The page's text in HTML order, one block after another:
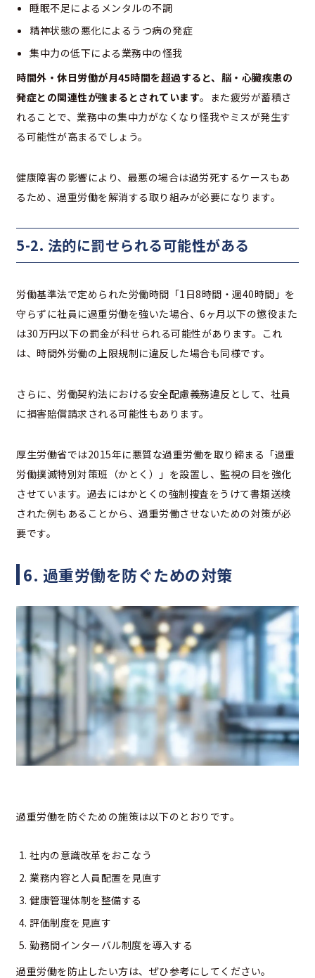
睡眠不足によるメンタルの不調
精神状態の悪化によるうつ病の発症
集中力の低下による業務中の怪我
時間外・休日労働が月45時間を超過すると、脳・心臓疾患の
発症との関連性が強まるとされています。また疲労が蓄積さ
れることで、業務中の集中力がなくなり怪我やミスが発生す
る可能性が高まるでしょう。
健康障害の影響により、最悪の場合は過労死するケースもあ
るため、過重労働を解消する取り組みが必要になります。
5-2. 法的に罰せられる可能性がある
労働基準法で定められた労働時間「1日8時間・週40時間」を
守らずに社員に過重労働を強いた場合、6ヶ月以下の懲役また
は30万円以下の罰金が科せられる可能性があります。これ
は、時間外労働の上限規制に違反した場合も同様です。
さらに、労働契約法における安全配慮義務違反として、社員
に損害賠償請求される可能性もあります。
厚生労働省では2015年に悪質な過重労働を取り締まる「過重
労働撲滅特別対策班（かとく）」を設置し、監視の目を強化
させています。過去にはかとくの強制捜査をうけて書類送検
された例もあることから、過重労働させないための対策が必
要です。
6. 過重労働を防ぐための対策
過重労働を防ぐための施策は以下のとおりです。
社内の意識改革をおこなう
業務内容と人員配置を見直す
健康管理体制を整備する
評価制度を見直す
勤務間インターバル制度を導入する
過重労働を防止したい方は、ぜひ参考にしてください。